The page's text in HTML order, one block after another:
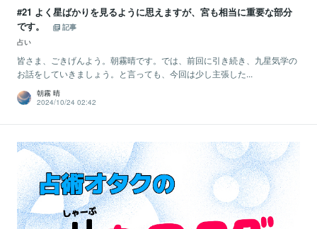
#21 よく星ばかりを見るように思えますが、宮も相当に重要な部分
です。
記事
占い
皆さま、ごきげんよう。朝霧晴です。では、前回に引き続き、九星気学の
お話をしていきましょう。と言っても、今回は少し主張した...
朝霧 晴
2024/10/24 02:42